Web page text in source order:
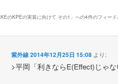
のKPEの実装に向けて その1 」への4件のフィード
紫外線2014年12月25日 15:08 より:
>平岡「利きならE(Effect)じゃな